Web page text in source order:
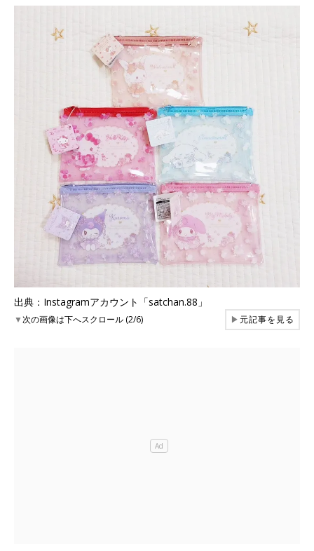
出典：Instagramアカウント「satchan.88」
▼次の画像は下へスクロール (2/6) ▶元記事を見る